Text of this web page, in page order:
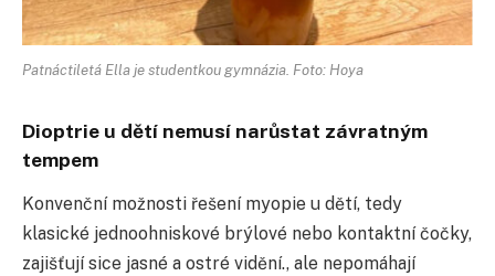
Patnáctiletá Ella je studentkou gymnázia. Foto: Hoya
Dioptrie u dětí nemusí narůstat závratným
tempem
Konvenční možnosti řešení myopie u dětí, tedy
klasické jednoohniskové brýlové nebo kontaktní čočky,
zajišťují sice jasné a ostré vidění., ale nepomáhají